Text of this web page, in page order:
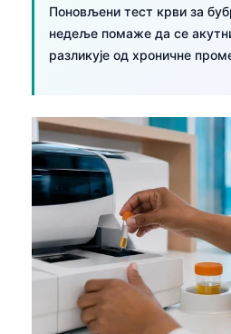
Поновљени тест крви за
недеље помаже да се
разликује од хроничне
Gàidhlig
Occitan
العربية المغربية
Afrikaans
Монгол
ພາສາລາວ
Basa Jawa
Кыргызча
Татар теле